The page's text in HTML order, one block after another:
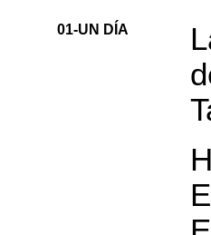
01-UN DÍA